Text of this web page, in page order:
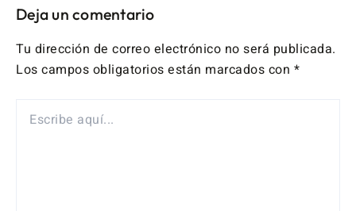
Deja un comentario
Tu dirección de correo electrónico no será publicada.
Los campos obligatorios están marcados con *
AQUÍ...